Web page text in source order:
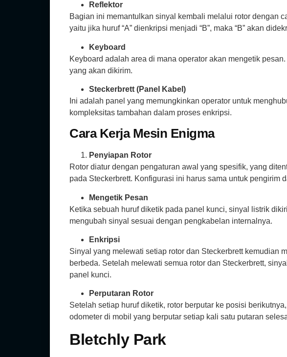
Reflektor
Bagian ini memantulkan sinyal kembali melalui rotor dengan
yaitu jika huruf “A” dienkripsi menjadi “B”, maka “B” akan
Keyboard
Keyboard adalah area di mana operator akan mengetik
yang akan dikirim.
Steckerbrett (Panel Kabel)
Ini adalah panel yang memungkinkan operator untuk
kompleksitas tambahan dalam proses enkripsi.
Cara Kerja Mesin Enigma
Penyiapan Rotor
Rotor diatur dengan pengaturan awal yang spesifik, yang
pada Steckerbrett. Konfigurasi ini harus sama untuk pengirim
Mengetik Pesan
Ketika sebuah huruf diketik pada panel kunci, sinyal listrik
mengubah sinyal sesuai dengan pengkabelan internalnya.
Enkripsi
Sinyal yang melewati setiap rotor dan Steckerbrett kemudian
berbeda. Setelah melewati semua rotor dan Steckerbrett,
panel kunci.
Perputaran Rotor
Setelah setiap huruf diketik, rotor berputar ke posisi
odometer di mobil yang berputar setiap kali satu putaran
Bletchly Park